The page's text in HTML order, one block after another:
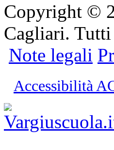
Copyright ©
Cagliari.
Note legali
Accessibilità